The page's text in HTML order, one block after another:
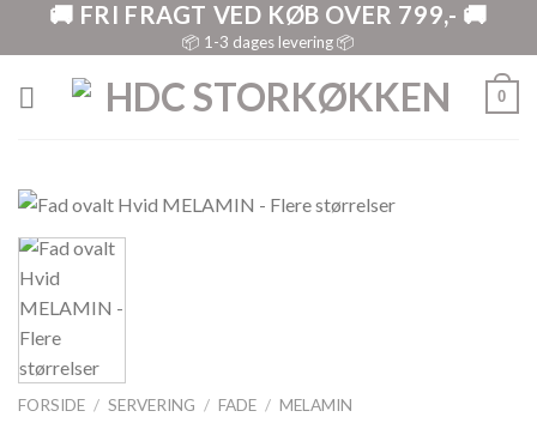
🚚 FRI FRAGT VED KØB OVER 799,- 🚚
📦 1-3 dages levering 📦
0
FORSIDE / SERVERING / FADE / MELAMIN